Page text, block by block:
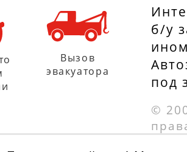
б/у
под
©
Вызов
эвакуатора